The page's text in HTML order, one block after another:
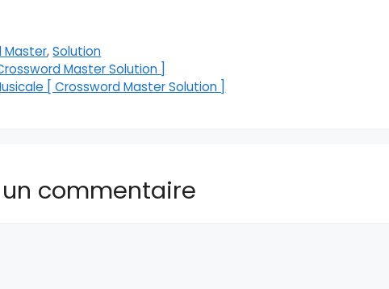
Master,Solution
Master Solution ]
[ Crossword Master Solution ]
un commentaire